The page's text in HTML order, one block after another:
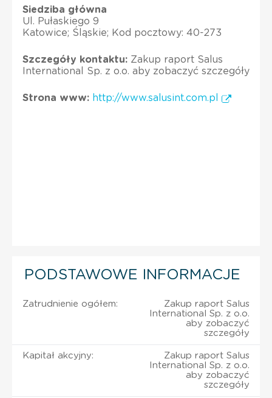
Siedziba główna
Ul. Pułaskiego 9
Katowice; Śląskie; Kod pocztowy: 40-273
Szczegóły kontaktu: Zakup raport Salus
International Sp. z o.o. aby zobaczyć szczegóły
Strona www: http://www.salusint.com.pl
PODSTAWOWE INFORMACJE
Zatrudnienie ogółem:
Zakup raport Salus
International Sp. z o.o.
aby zobaczyć
szczegóły
Kapitał akcyjny:
Zakup raport Salus
International Sp. z o.o.
aby zobaczyć
szczegóły